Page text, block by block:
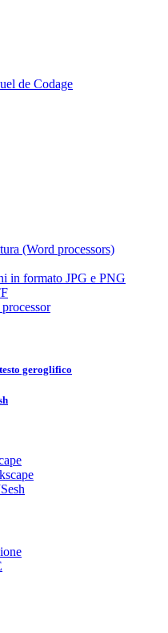
de Codage
(Word processors)
in formato JPG e PNG
geroglifico